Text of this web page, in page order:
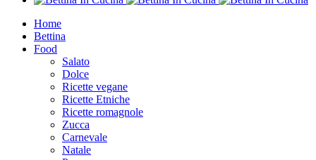
Home
Bettina
Food
Salato
Dolce
Ricette vegane
Ricette Etniche
Ricette romagnole
Zucca
Carnevale
Natale